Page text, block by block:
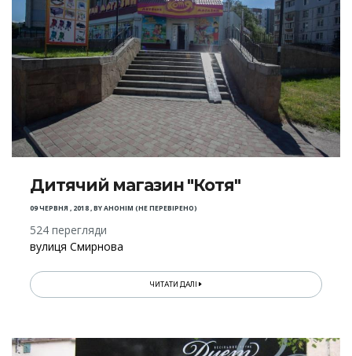
Дитячий магазин "Котя"
09 ЧЕРВНЯ , 2018,BYАНОНІМ (НЕ ПЕРЕВІРЕНО)
524 перегляди
вулиця Смирнова
ЧИТАТИ ДАЛІ